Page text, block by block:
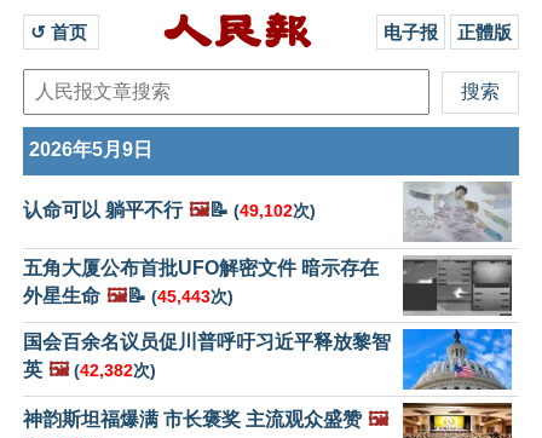
↺ 首页 电子报 正體版
2026年5月9日
认命可以 躺平不行 🖼️📝 (49,102次)
五角大厦公布首批UFO解密文件 暗示存在
外星生命 🖼️📝 (45,443次)
国会百余名议员促川普呼吁习近平释放黎智
英 🖼️ (42,382次)
神韵斯坦福爆满 市长褒奖 主流观众盛赞 🖼️